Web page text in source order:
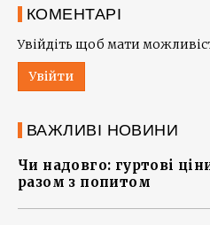
КОМЕНТАРІ
Увійдіть щоб мати
Увійти
ВАЖЛИВІ НОВИНИ
Чи надовго: гуртові
разом з попитом